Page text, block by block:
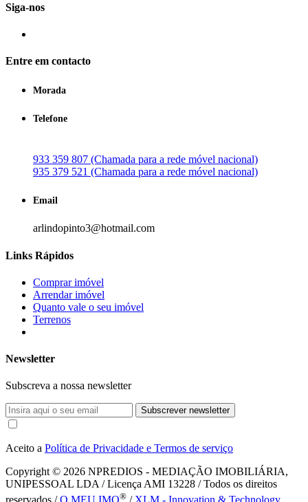
Siga-nos
Entre em contacto
Morada
Telefone
933 359 807 (Chamada para a rede móvel nacional)
935 379 521 (Chamada para a rede móvel nacional)
Email
arlindopinto3@hotmail.com
Links Rápidos
Comprar imóvel
Arrendar imóvel
Quanto vale o seu imóvel
Terrenos
Newsletter
Subscreva a nossa newsletter
Subscrever newsletter
Aceito a Política de Privacidade e Termos de serviço
Copyright © 2026 NPREDIOS - MEDIAÇÃO IMOBILIÁRIA,
UNIPESSOAL LDA / Licença AMI 13228 / Todos os direitos
reservados /O MEU IMO® / XLM - Innovation & Technology